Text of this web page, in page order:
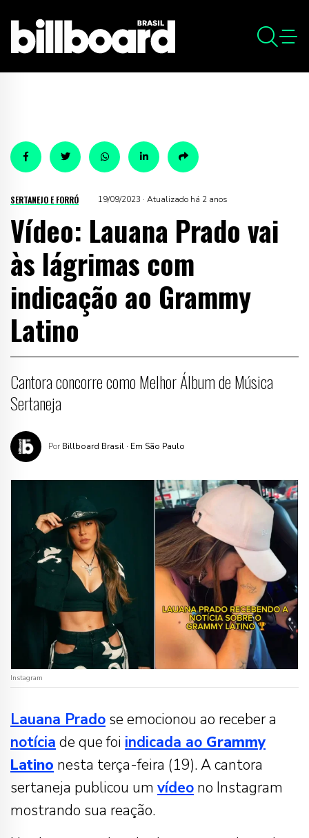
SERTANEJO E FORRÓ 19/09/2023 · Atualizado há 2 anos
Vídeo: Lauana Prado vai
às lágrimas com
indicação ao Grammy
Latino
Cantora concorre como Melhor Álbum de Música
Sertaneja
Por Billboard Brasil · Em São Paulo
Instagram
Lauana Prado se emocionou ao receber a
notícia de que foi indicada ao Grammy
Latino nesta terça-feira (19). A cantora
sertaneja publicou um vídeo no Instagram
mostrando sua reação.